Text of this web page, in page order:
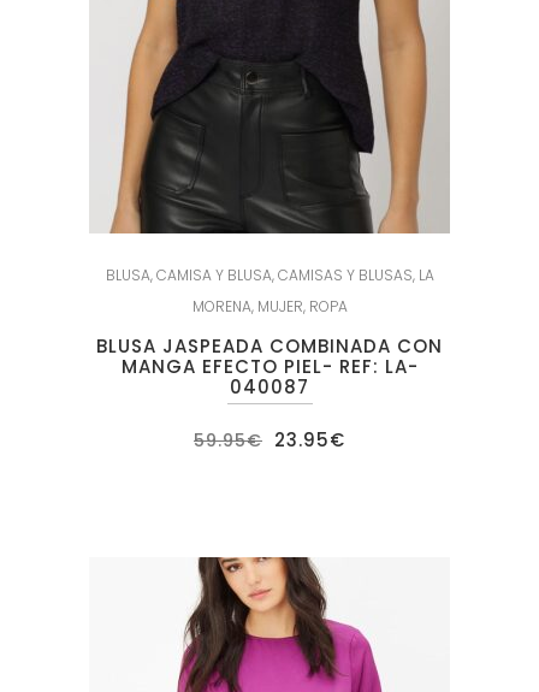
BLUSA,CAMISA Y BLUSA,CAMISAS Y BLUSAS, LA
MORENA, MUJER, ROPA
BLUSA JASPEADA COMBINADA CON
MANGA EFECTO PIEL- REF: LA-
040087
59.95€ El
precio
23.95€